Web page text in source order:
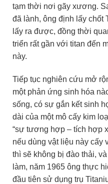
tạm thời nơi gãy xương.
đã lành, ông định lấy chốt
lấy ra được, đồng thời
triển rất gần với titan đến
này.
Tiếp tục nghiên cứu mở
một phản ứng sinh hóa
sống, có sự gắn kết sinh
dài của một mô cấy kim
“sự tương hợp – tích hợp
nếu dùng vật liệu này cấy
thì sẽ không bị đào thải,
làm, năm 1965 ông thực
đầu tiên sử dụng trụ